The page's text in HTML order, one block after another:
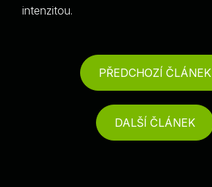
intenzitou.
PŘEDCHOZÍ ČLÁNEK
DALŠÍ ČLÁNEK